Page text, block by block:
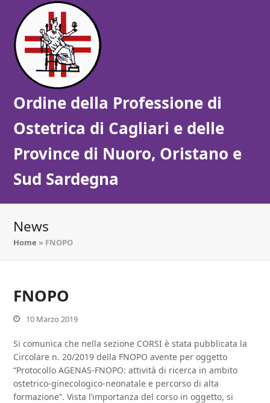
Ordine della Professione di
Ostetrica di Cagliari e delle
Province di Nuoro, Oristano e
Sud Sardegna
News
Home » FNOPO
FNOPO
10 Marzo 2019
Si comunica che nella sezione CORSI è stata pubblicata la
Circolare n. 20/2019 della FNOPO avente per oggetto
“Protocollo AGENAS-FNOPO: attività di ricerca in ambito
ostetrico-ginecologico-neonatale e percorso di alta
formazione”. Vista l’importanza del corso in oggetto, si